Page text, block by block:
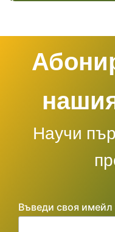
Научи
Въведи своя имейл